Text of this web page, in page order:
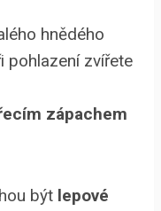
hnědého
pohlazení zvířete
zápachem
být lepové